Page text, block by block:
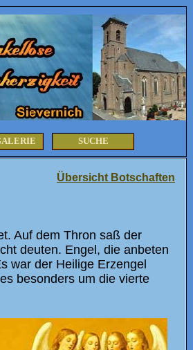
SUCHE
Übersicht Botschaften
Auf dem Thron saß der
deuten. Engel, die anbeten
war der Heilige Erzengel
besonders um die vierte